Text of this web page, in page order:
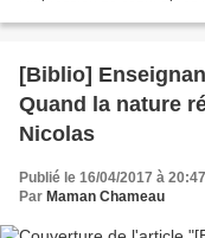
[Biblio]
Quand la nature
Nicolas
Publié le 16/04/2017 à 20:47
Par Maman Chameau